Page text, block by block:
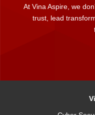
At Vina Aspire, we
trust, lead